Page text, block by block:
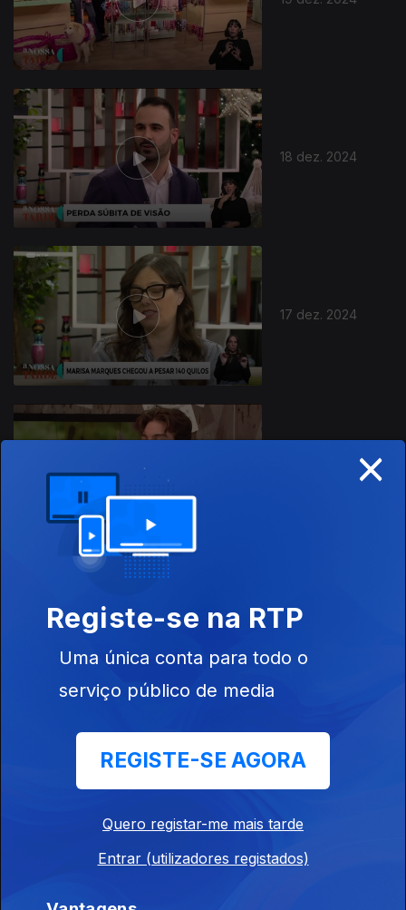
18 dez. 2024
17 dez. 2024
13 dez. 2024
11 dez. 2024
×
Registe-se na RTP
Uma única conta para todo o
serviço público de media
REGISTE-SE AGORA
Quero registar-me mais tarde
Entrar (utilizadores registados)